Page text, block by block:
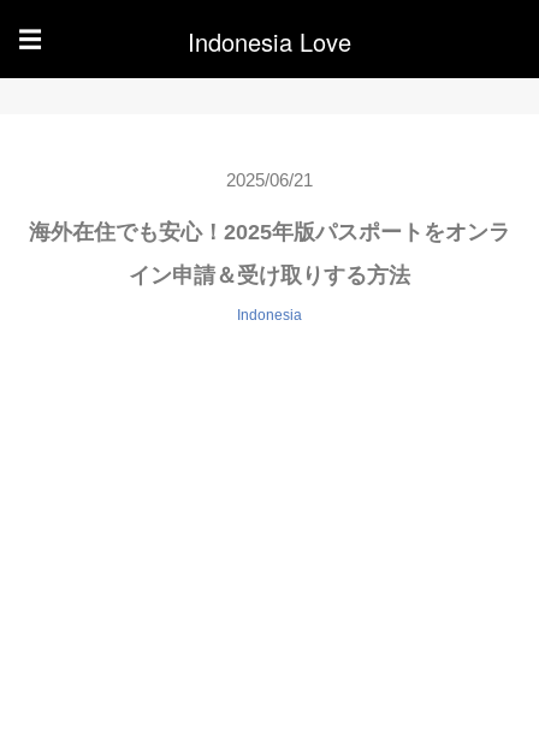
☰ Indonesia Love
2025/06/21
海外在住でも安心！2025年版パスポートをオンラ
イン申請＆受け取りする方法
Indonesia